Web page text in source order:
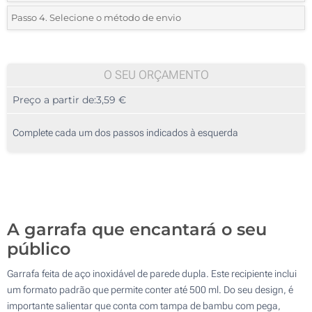
1 Cor (Num lado)
*Quantidade mínima:10
20
50
Passo 4. Selecione o método de envio
O SEU ORÇAMENTO
Preço a partir de:3,59 €
Complete cada um dos passos indicados à esquerda
A garrafa que encantará o seu
público
Garrafa feita de aço inoxidável de parede dupla. Este recipiente inclui
um formato padrão que permite conter até 500 ml. Do seu design, é
importante salientar que conta com tampa de bambu com pega,